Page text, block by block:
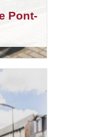
Pont-